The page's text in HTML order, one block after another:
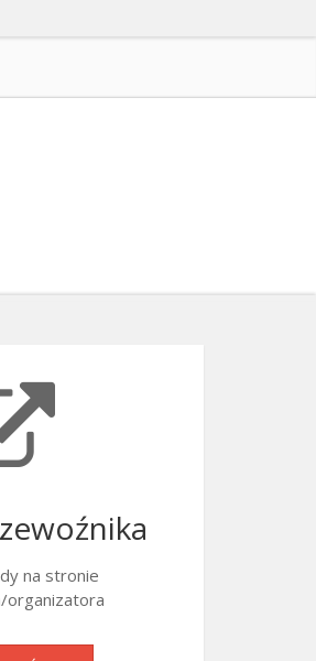
na stronie
organizatora